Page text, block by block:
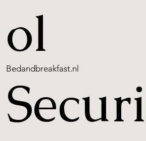
ol
Securi
Bedandbreakfast.nl